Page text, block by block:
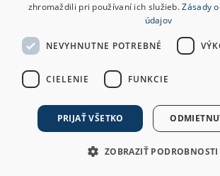
zhromaždili pri používaní ich služieb.Zásady
údajov
NEVYHNUTNE POTREBNÉ
CIELENIE FUNKCIE
PRIJAŤ VŠETKO
ZOBRAZIŤ PODROBNOSTI